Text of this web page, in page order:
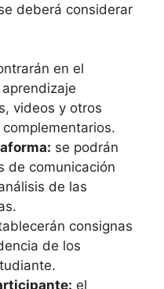
deberá considerar
en el
videos y otros
se podrán
de comunicación
de las
consignas
de los
el